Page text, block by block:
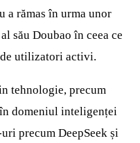
a rămas în urma unor
său Doubao în ceea ce
utilizatori activi.
tehnologie, precum
domeniul inteligenței
precum DeepSeek și